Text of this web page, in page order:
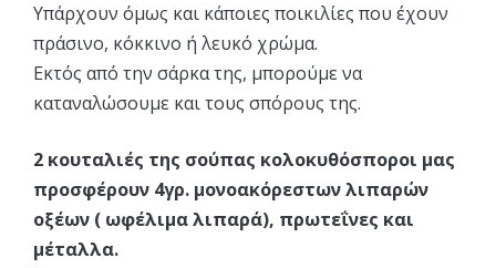
Υπάρχουν όμως και κάποιες ποικιλίες που έχουν
πράσινο, κόκκινο ή λευκό χρώμα.
Εκτός από την σάρκα της, μπορούμε να
καταναλώσουμε και τους σπόρους της.
2 κουταλιές της σούπας κολοκυθόσποροι μας
προσφέρουν 4γρ. μονοακόρεστων λιπαρών
οξέων ( ωφέλιμα λιπαρά), πρωτεΐνες και
μέταλλα.